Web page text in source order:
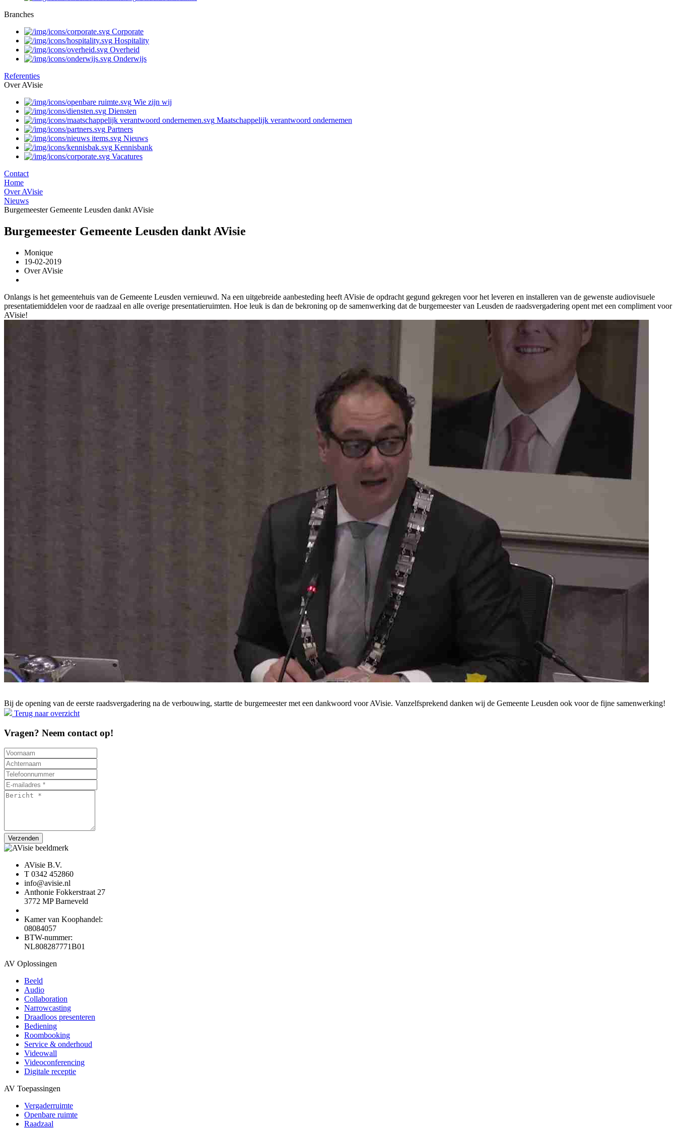
Branches
Corporate
Hospitality
Overheid
Onderwijs
Referenties
Over AVisie
Wie zijn wij
Diensten
Maatschappelijk verantwoord ondernemen
Partners
Nieuws
Kennisbank
Vacatures
Contact
Home
Over AVisie
Nieuws
Burgemeester Gemeente Leusden dankt AVisie
Burgemeester Gemeente Leusden dankt AVisie
Monique
19-02-2019
Over AVisie
Onlangs is het gemeentehuis van de Gemeente Leusden vernieuwd. Na een uitgebreide aanbesteding heeft AVisie de opdracht gegund gekregen voor het leveren en installeren van de gewenste audiovisuele
presentatiemiddelen voor de raadzaal en alle overige presentatieruimten. Hoe leuk is dan de bekroning op de samenwerking dat de burgemeester van Leusden de raadsvergadering opent met een compliment voor
AVisie!
Bij de opening van de eerste raadsvergadering na de verbouwing, startte de burgemeester met een dankwoord voor AVisie. Vanzelfsprekend danken wij de Gemeente Leusden ook voor de fijne samenwerking!
Terug naar overzicht
Vragen? Neem contact op!
Verzenden
AVisie B.V.
T 0342 452860
info@avisie.nl
Anthonie Fokkerstraat 27
3772 MP Barneveld
Kamer van Koophandel:
08084057
BTW-nummer:
NL808287771B01
AV Oplossingen
Beeld
Audio
Collaboration
Narrowcasting
Draadloos presenteren
Bediening
Roombooking
Service & onderhoud
Videowall
Videoconferencing
Digitale receptie
AV Toepassingen
Vergaderruimte
Openbare ruimte
Raadzaal